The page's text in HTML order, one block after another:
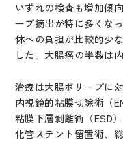
いずれの検査も増加傾
ープ摘出が特に多くな
体への負担が比較的少
した。大腸癌の半数は
治療は大腸ポリープに
内視鏡的粘膜切除術（
粘膜下層剥離術（ESD
化管ステント留置術、